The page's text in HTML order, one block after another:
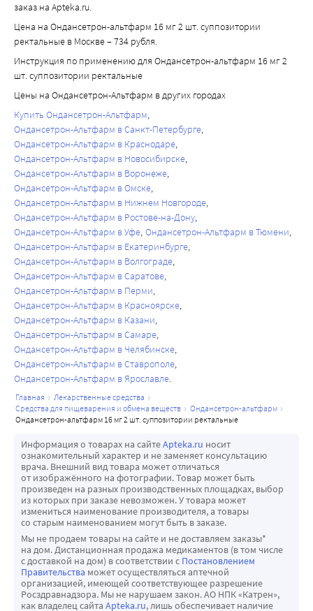
заказ на Apteka.ru.
Цена на Ондансетрон-альтфарм 16 мг 2 шт. суппозитории
ректальные в Москве – 734 рубля.
Инструкция по применению для Ондансетрон-альтфарм 16 мг 2
шт. суппозитории ректальные
Цены на Ондансетрон-Альтфарм в других городах
Купить Ондансетрон-Альтфарм
Ондансетрон-Альтфарм в Санкт-Петербурге
Ондансетрон-Альтфарм в Краснодаре
Ондансетрон-Альтфарм в Новосибирске
Ондансетрон-Альтфарм в Воронеже
Ондансетрон-Альтфарм в Омске
Ондансетрон-Альтфарм в Нижнем Новгороде
Ондансетрон-Альтфарм в Ростове-на-Дону
Ондансетрон-Альтфарм в Уфе Ондансетрон-Альтфарм в Тюмени
Ондансетрон-Альтфарм в Екатеринбурге
Ондансетрон-Альтфарм в Волгограде
Ондансетрон-Альтфарм в Саратове
Ондансетрон-Альтфарм в Перми
Ондансетрон-Альтфарм в Красноярске
Ондансетрон-Альтфарм в Казани
Ондансетрон-Альтфарм в Самаре
Ондансетрон-Альтфарм в Челябинске
Ондансетрон-Альтфарм в Ставрополе
Ондансетрон-Альтфарм в Ярославле
главная
лекарственные средства
средства для пищеварения и обмена веществ
ондансетрон-альтфарм
ондансетрон-альтфарм 16 мг 2 шт. суппозитории ректальные
Информация о товарах на сайтеApteka.ru носит
ознакомительный характер и не заменяет консультацию
врача. Внешний вид товара может отличаться
от изображённого на фотографии. Товар может быть
произведен на разных производственных площадках, выбор
из которых при заказе невозможен. У товара может
измениться наименование производителя, а товары
со старым наименованием могут быть в заказе.
Мы не продаем товары на сайте и не доставляем заказы*
на дом. Дистанционная продажа медикаментов (в том числе
с доставкой на дом) в соответствии с Постановлением
Правительства может осуществляться аптечной
организацией, имеющей соответствующее разрешение
Росздравнадзора. Мы не нарушаем закон. АО НПК «Катрен»,
как владелец сайта Apteka.ru, лишь обеспечивает наличие